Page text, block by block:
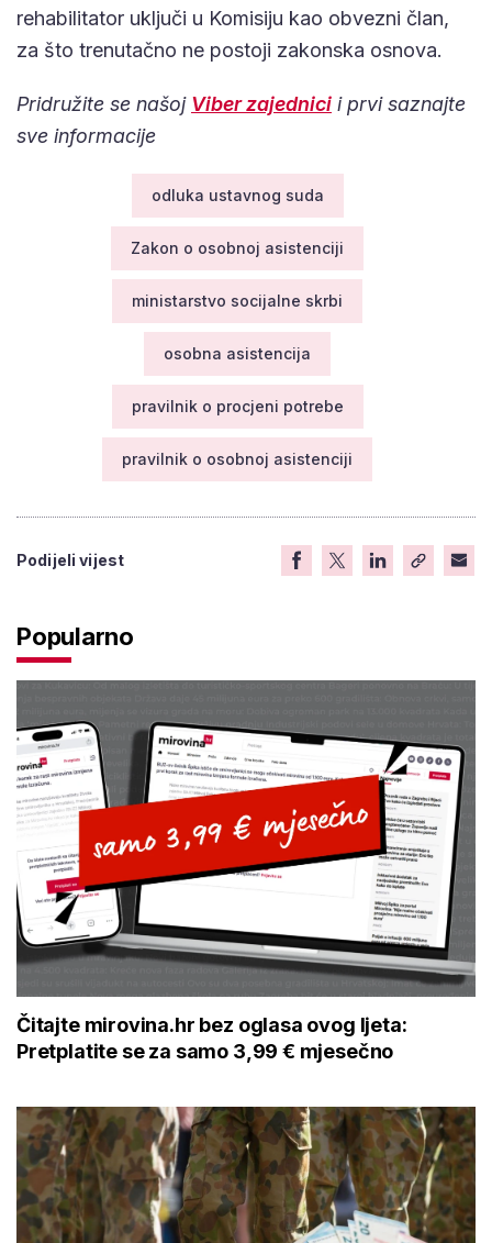
rehabilitator uključi u Komisiju kao obvezni član,
za što trenutačno ne postoji zakonska osnova.
Pridružite se našoj Viber zajednici i prvi saznajte
sve informacije
odluka ustavnog suda
Zakon o osobnoj asistenciji
ministarstvo socijalne skrbi
osobna asistencija
pravilnik o procjeni potrebe
pravilnik o osobnoj asistenciji
Podijeli vijest
Popularno
Čitajte mirovina.hr bez oglasa ovog ljeta:
Pretplatite se za samo 3,99 € mjesečno